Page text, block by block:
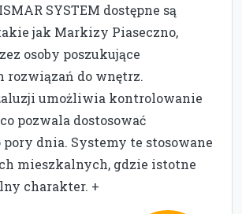
SYSTEM dostępne są
jak Markizy Piaseczno,
osoby poszukujące
rozwiązań do wnętrz.
umożliwia kontrolowanie
pozwala dostosować
pory dnia. Systemy te stosowane
mieszkalnych, gdzie istotne
charakter. +